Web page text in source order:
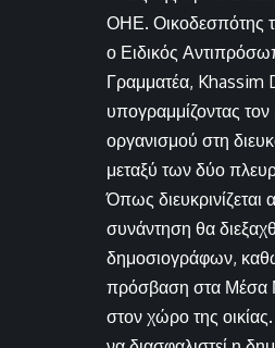
ΟΗΕ. Οικοδεσπότης
ο Ειδικός
Γραμματέα, Khassim
υπογραμμίζοντας
οργανισμού στη
μεταξύ των δύο
Όπως
συνάντηση θα
δημοσιογράφων,
πρόσβαση στα Μέσα
στον χώρο της